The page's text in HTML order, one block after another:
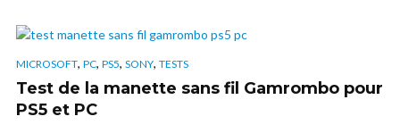
MICROSOFT, PC, PS5, SONY, TESTS
Test de la manette sans fil Gamrombo pour
PS5 et PC